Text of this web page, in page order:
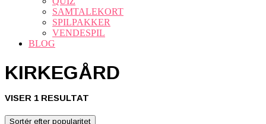
SAMTALEKORT
SPILPAKKER
VENDESPIL
BLOG
KIRKEGÅRD
VISER 1 RESULTAT
Sortér efter popularitet